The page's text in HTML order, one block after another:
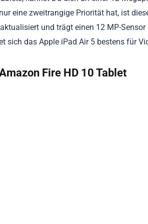
eine zweitrangige Priorität hat, ist
und trägt einen 12 MP-
sich das Apple iPad Air 5 bestens für
Fire HD 10 Tablet